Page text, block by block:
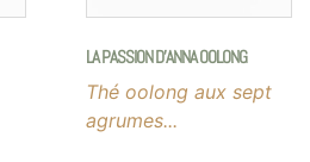
LA PASSION D’ANNA OOLONG
Thé oolong aux sept
agrumes...